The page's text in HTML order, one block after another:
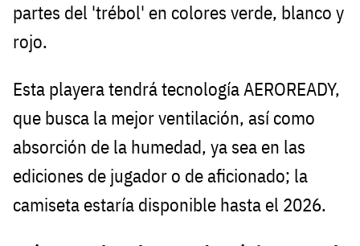
partes del 'trébol' en colores verde, blanco y
rojo.
Esta playera tendrá tecnología AEROREADY,
que busca la mejor ventilación, así como
absorción de la humedad, ya sea en las
ediciones de jugador o de aficionado; la
camiseta estaría disponible hasta el 2026.